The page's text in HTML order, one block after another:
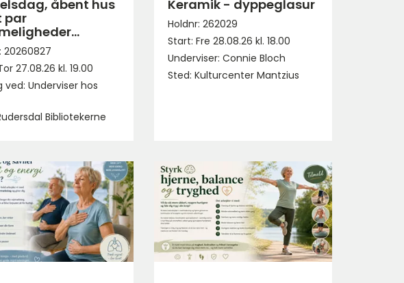
åbent hus
par
20260827
27.08.26 kl. 19.00
Underviser hos
Bibliotekerne
Keramik - dyppeglasur
Holdnr: 262029
Start: Fre 28.08.26 kl. 18.00
Underviser: Connie Bloch
Sted: Kulturcenter Mantzius